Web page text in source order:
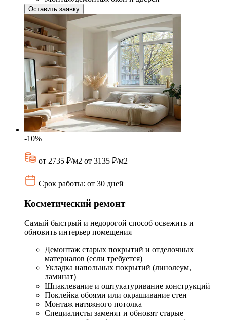
Оставить заявку
-10%
от 2735 ₽/м2 от 3135 ₽/м2
Срок работы: от 30 дней
Косметический ремонт
Самый быстрый и недорогой способ освежить и
обновить интерьер помещения
Демонтаж старых покрытий и отделочных
материалов (если требуется)
Укладка напольных покрытий (линолеум,
ламинат)
Шпаклевание и оштукатуривание конструкций
Поклейка обоями или окрашивание стен
Монтаж натяжного потолка
Специалисты заменят и обновят старые